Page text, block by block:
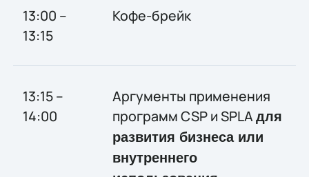
13:00 –
13:15
Кофе-брейк
13:15 –
14:00
Аргументы применения
программ CSP и SPLA для
развития бизнеса или
внутреннего